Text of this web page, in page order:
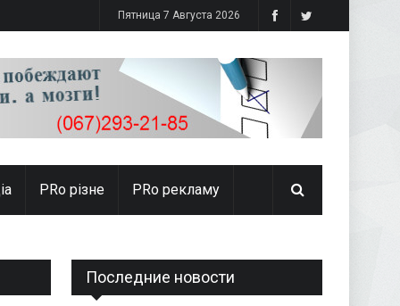
Пятница 7 Августа 2026
PRо різне PRo рекламу
Последние новости